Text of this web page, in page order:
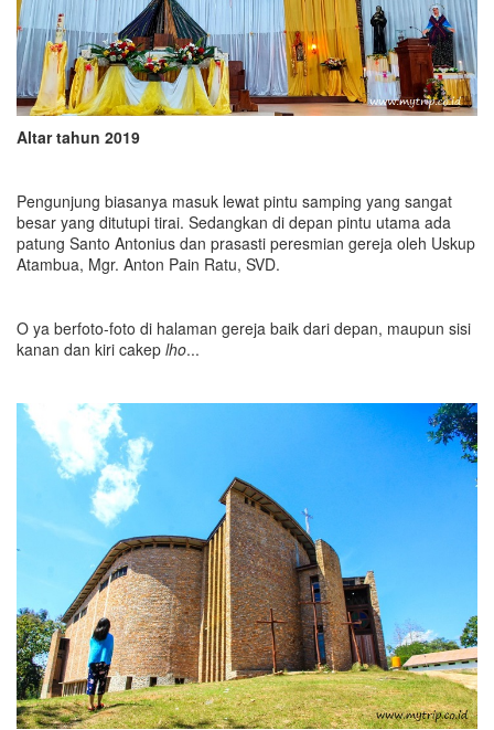
Altar tahun 2019
Pengunjung biasanya masuk lewat pintu samping yang sangat
besar yang ditutupi tirai. Sedangkan di depan pintu utama ada
patung Santo Antonius dan prasasti peresmian gereja oleh Uskup
Atambua, Mgr. Anton Pain Ratu, SVD.
O ya berfoto-foto di halaman gereja baik dari depan, maupun sisi
kanan dan kiri cakep lho...